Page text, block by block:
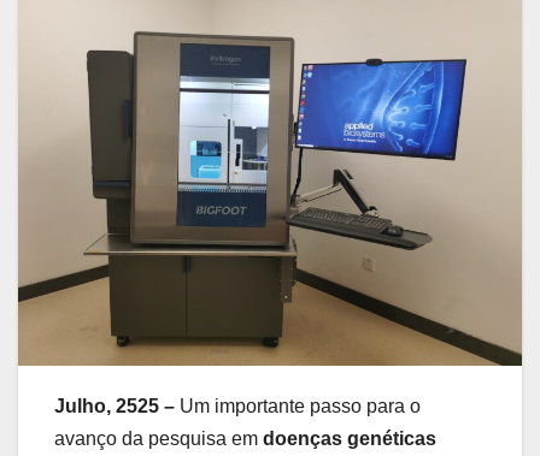
Julho, 2525 – Um importante passo para o
avanço da pesquisa em doenças genéticas